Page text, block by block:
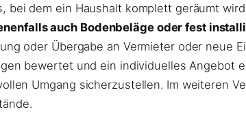
bei dem ein Haushalt komplett geräumt
auch Bodenbeläge oder fest
oder Übergabe an Vermieter oder neue
bewertet und ein individuelles Angebot
Umgang sicherzustellen. Im weiteren